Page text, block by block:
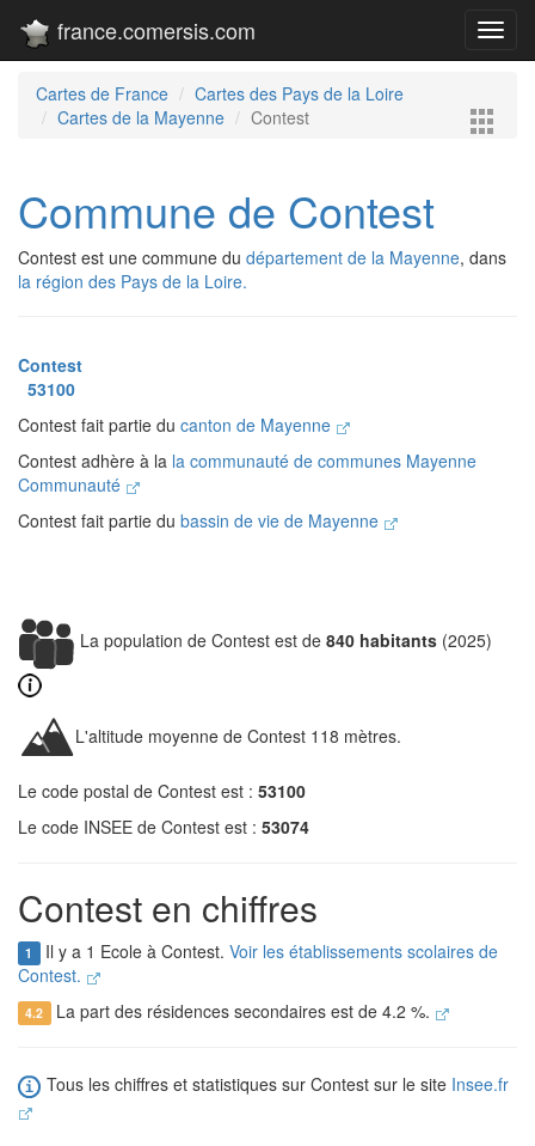
france.comersis.com
Cartes de France
Cartes des Pays de la Loire
Cartes de la Mayenne
Contest
Commune de Contest
Contest est une commune du département de la Mayenne, dans
la région des Pays de la Loire.
Contest
53100
Contest fait partie du canton de Mayenne
Contest adhère à la la communauté de communes Mayenne
Communauté
Contest fait partie du bassin de vie de Mayenne
La population de Contest est de 840 habitants (2025)
L'altitude moyenne de Contest 118 mètres.
Le code postal de Contest est : 53100
Le code INSEE de Contest est : 53074
Contest en chiffres
1 Il y a 1 Ecole à Contest. Voir les établissements scolaires de
Contest.
4.2 La part des résidences secondaires est de 4.2 %.
Tous les chiffres et statistiques sur Contest sur le site Insee.fr